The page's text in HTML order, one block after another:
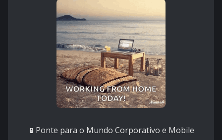
📱Ponte para o Mundo Corporativo e Mobile